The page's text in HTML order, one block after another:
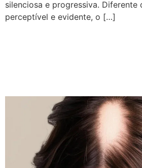
silenciosa e progressiva. Diferente
perceptível e evidente, o […]